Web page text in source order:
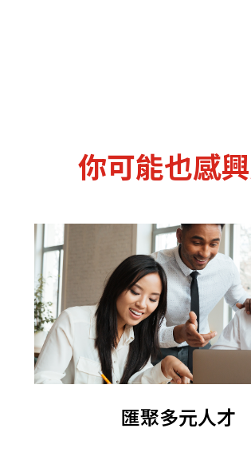
你可能也感
匯聚多元人才